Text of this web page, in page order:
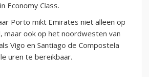
Economy Class.
Porto mikt Emirates niet alleen op
maar ook op het noordwesten van
Vigo en Santiago de Compostela
uren te bereikbaar.